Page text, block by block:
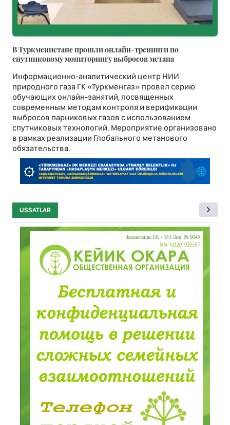
В Туркменистане прошли онлайн-тренинги по
спутниковому мониторингу выбросов метана
Информационно-аналитический центр НИИ
природного газа ГК «Туркменгаз» провел серию
обучающих онлайн-занятий, посвященных
современным методам контроля и верификации
выбросов парниковых газов с использованием
спутниковых технологий. Мероприятие организовано
в рамках реализации Глобального метанового
обязательства.
USSATLAR